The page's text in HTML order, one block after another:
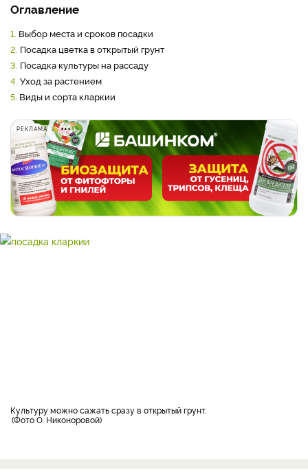
Оглавление
1. Выбор места и сроков посадки
2. Посадка цветка в открытый грунт
3. Посадка культуры на рассаду
4. Уход за растением
5. Виды и сорта кларкии
РЕКЛАМА
Культуру можно сажать сразу в открытый грунт.
Фото О. Никоноровой